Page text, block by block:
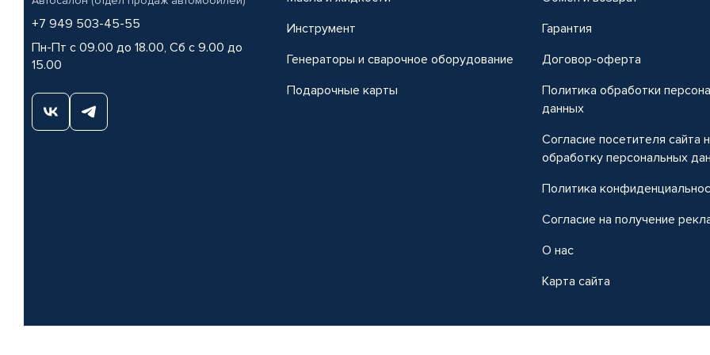
+7 949 503-45-55
Пн-Пт с 09.00 до 18.00, Сб с 9.00 до
15.00
Инструмент
Генераторы и сварочное оборудование
Подарочные карты
Гарантия
Договор-оферта
Политика обработки
данных
Согласие посетителя сайта
обработку персональных
Политика
Согласие на получение
О нас
Карта сайта